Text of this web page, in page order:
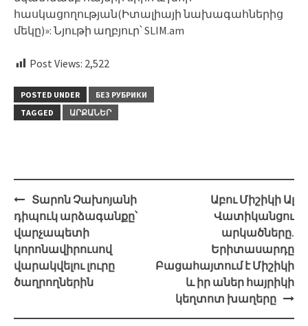
հասկացողության(Իտալիայի նախագահներից
մեկը)»: Նյութի աղբյուր՝ SLIM.am
Post Views: 2,522
POSTED UNDER
БЕЗ РУБРИКИ
TAGGED
ԱՐՔԱՆԵՐ
Post
navigation
Տարոն Չախոյանի
դիպուկ արձագանքը՝
վարչապետի
կորոնավիրուսով
վարակվելու լուրը
ծաղրողներին
Աբու Միշիկի Ալ
Վատիկանցու
արկածները.
Երիտասարդը
Բացահայտում է Միշիկի
և իր աներ հայրիկի
կեղտոտ խաղերը